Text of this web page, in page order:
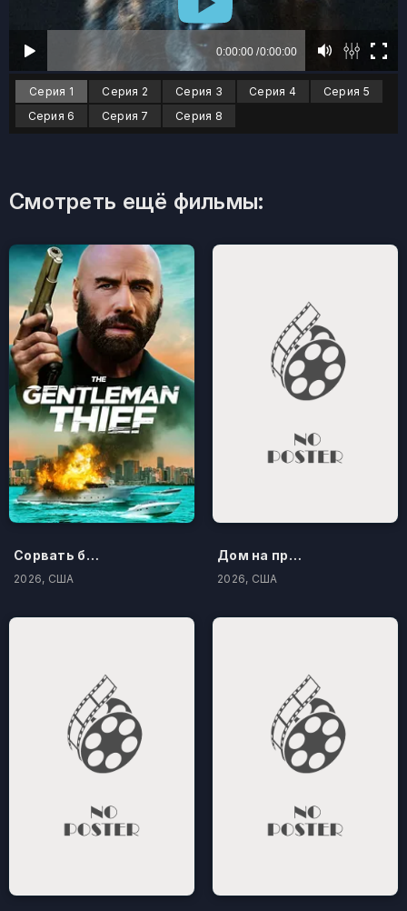
Серия 1 Серия 2 Серия 3 Серия 4
Серия 5
Серия 6
Серия 7 Серия 8
Смотреть ещё фильмы:
Сорвать банк 3: Вор-джентльмен
2026, США
Дом на проклятом холме
2026, США